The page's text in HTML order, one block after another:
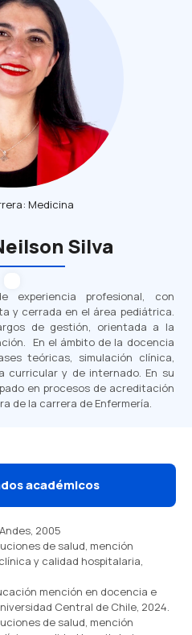
Medicina
Silva
experiencia profesional, con
y cerrada en el área pediátrica.
de gestión, orientada a la
En el ámbito de la docencia
teóricas, simulación clínica,
curricular y de internado. En su
en procesos de acreditación
de la carrera de Enfermería.
académicos
2005
de salud, mención
y calidad hospitalaria,
mención en docencia e
Central de Chile, 2024.
de salud, mención